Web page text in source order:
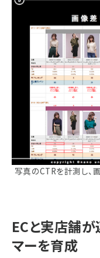
写真のCTRを計測し、
ECと実店舗
マーを育成